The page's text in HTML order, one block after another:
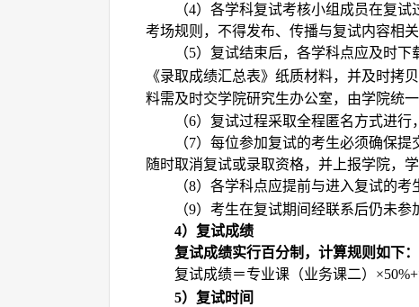
（4）各学科复试考核小组成员在复
考场规则，不得发布、传播与复试内容相关
（5）复试结束后，各学科点应及时下
《录取成绩汇总表》纸质材料，并及时拷
料需及时交学院研究生办公室，由学院统
（6）复试过程采取全程匿名方式进行
（7）每位参加复试的考生必须确保提
随时取消复试或录取资格，并上报学院，
（8）各学科点应提前与进入复试的考
（9）考生在复试期间经联系后仍未参
4）复试成绩
复试成绩实行百分制，计算规则如下：
复试成绩＝专业课（业务课二） ×50%+
5）复试时间